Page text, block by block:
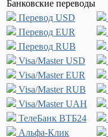
Банковские переводы
Перевод USD
Перевод EUR
Перевод RUB
Visa/Master USD
Visa/Master EUR
Visa/Master RUB
Visa/Master UAH
ТелеБанк ВТБ24
Альфа-Клик